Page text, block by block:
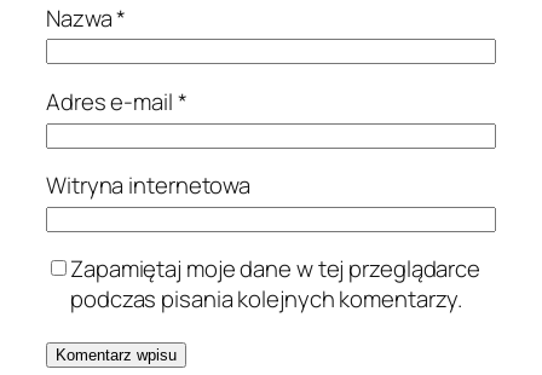
Nazwa*
Adres e-mail*
Witryna internetowa
Zapamiętaj moje dane w tej przeglądarce
podczas pisania kolejnych komentarzy.